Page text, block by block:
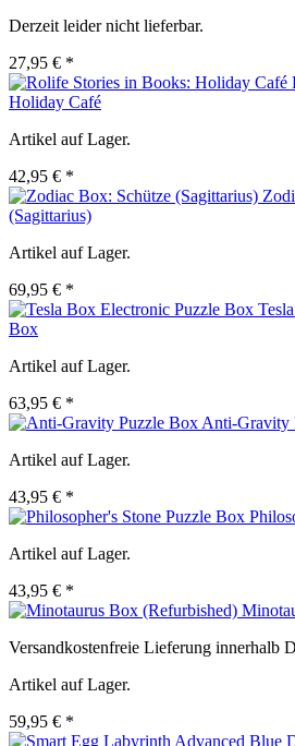
Derzeit leider nicht lieferbar.
27,95 € *
Holiday Café
Artikel auf Lager.
42,95 € *
(Sagittarius)
Artikel auf Lager.
69,95 € *
Box
Artikel auf Lager.
63,95 € *
Anti-Gravity
Artikel auf Lager.
43,95 € *
Artikel auf Lager.
43,95 € *
Versandkostenfreie Lieferung innerhalb
Artikel auf Lager.
59,95 € *